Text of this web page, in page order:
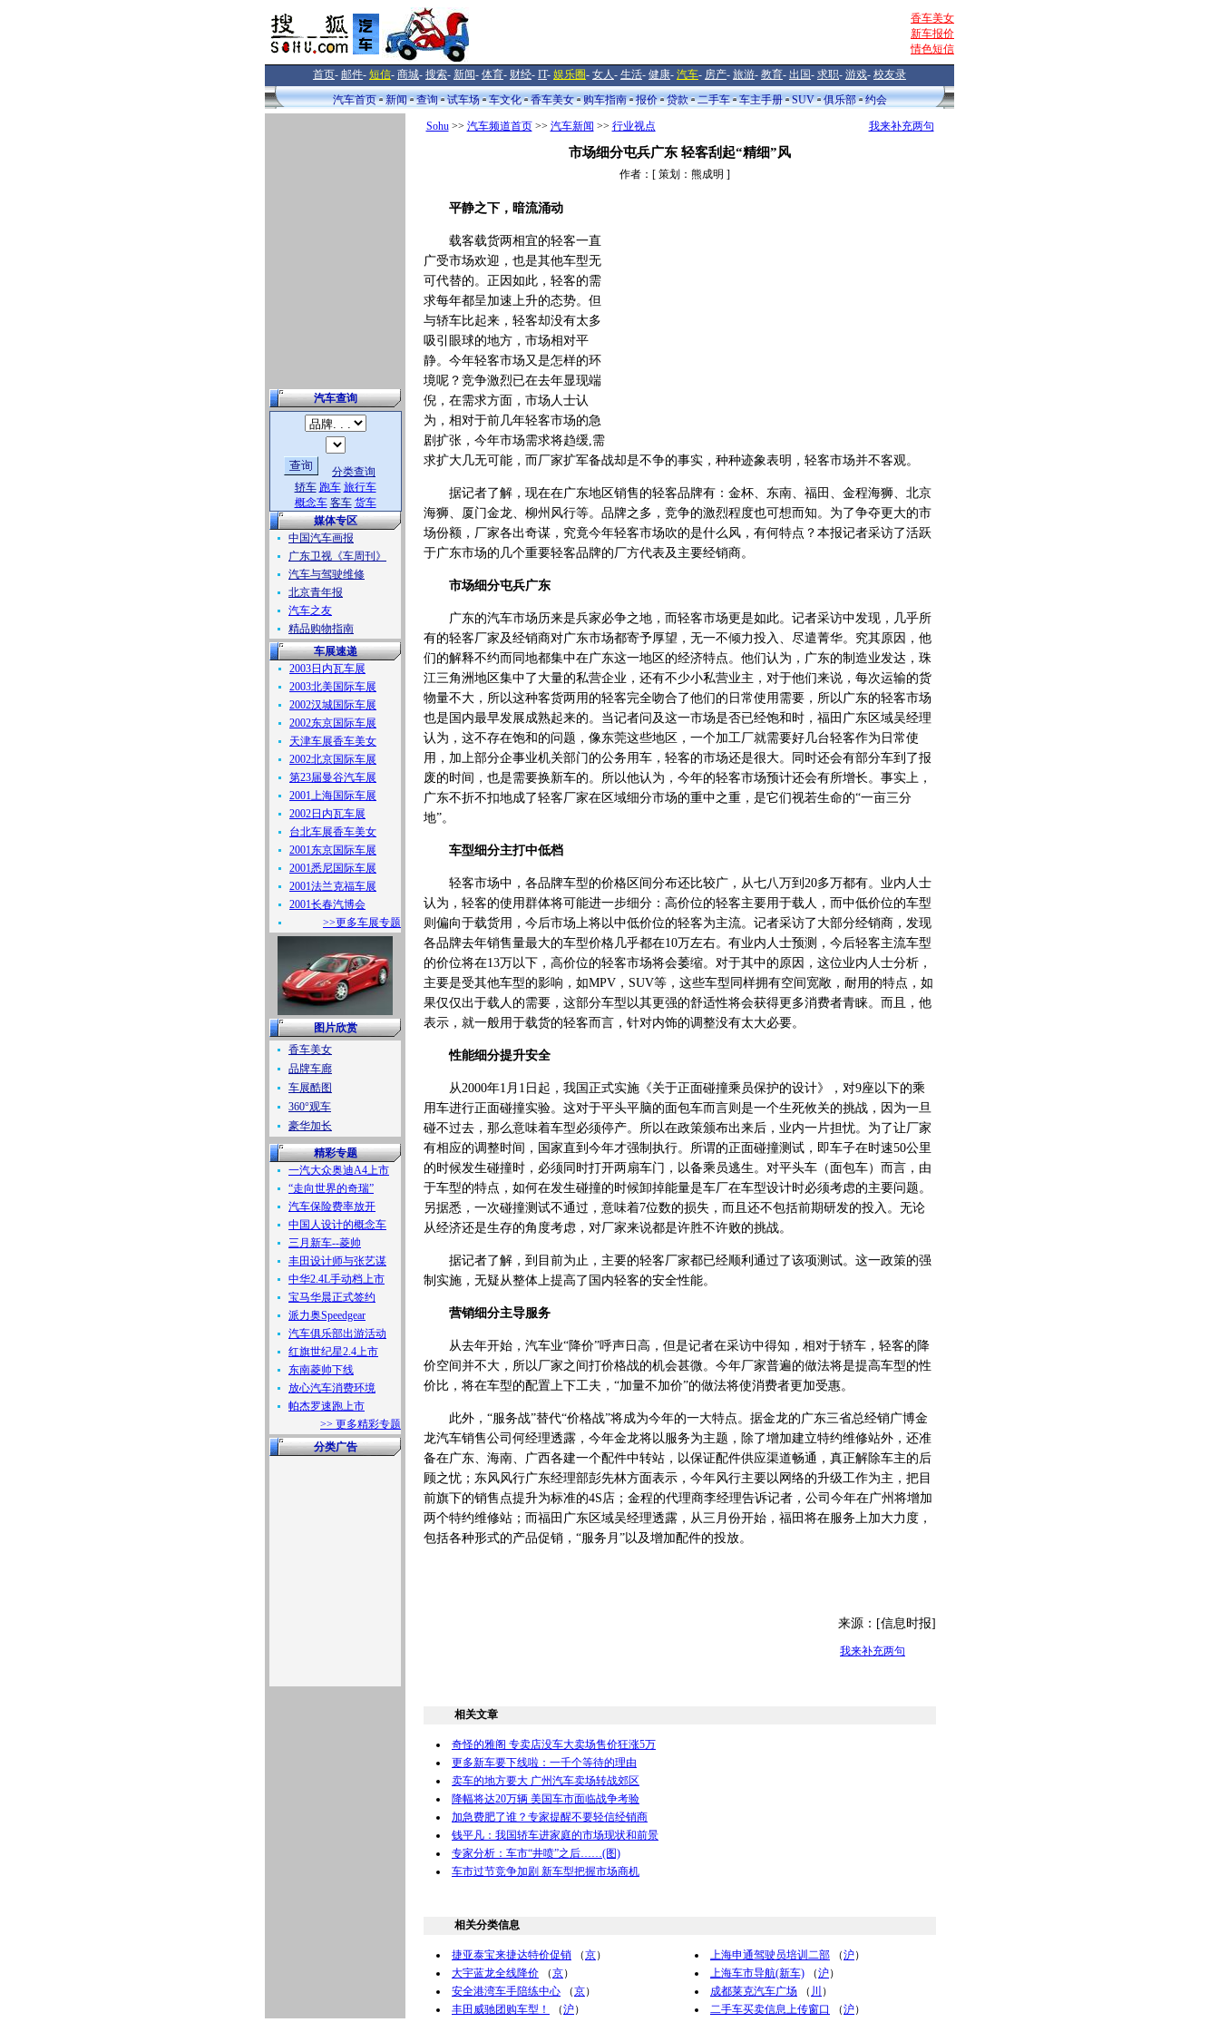
香车美女
新车报价
情色短信
首页- 邮件- 短信- 商城- 搜索- 新闻- 体育- 财经- IT- 娱乐圈- 女人- 生活- 健康- 汽车- 房产- 旅游- 教育- 出国- 求职- 游戏- 校友录
汽车首页
新闻 查询 试车场 车文化 香车美女 购车指南 报价 贷款 二手车 车主手册 SUV 俱乐部 约会
汽车查询
分类查询
轿车 跑车 旅行车
概念车 客车 货车
媒体专区
中国汽车画报
广东卫视《车周刊》
汽车与驾驶维修
北京青年报
汽车之友
精品购物指南
车展速递
2003日内瓦车展
2003北美国际车展
2002汉城国际车展
2002东京国际车展
天津车展香车美女
2002北京国际车展
第23届曼谷汽车展
2001上海国际车展
2002日内瓦车展
台北车展香车美女
2001东京国际车展
2001悉尼国际车展
2001法兰克福车展
2001长春汽博会
>>更多车展专题
图片欣赏
香车美女
品牌车廊
车展酷图
360°观车
豪华加长
精彩专题
一汽大众奥迪A4上市
“走向世界的奇瑞”
汽车保险费率放开
中国人设计的概念车
三月新车--菱帅
丰田设计师与张艺谋
中华2.4L手动档上市
宝马华晨正式签约
派力奥Speedgear
汽车俱乐部出游活动
红旗世纪星2.4上市
东南菱帅下线
放心汽车消费环境
帕杰罗速跑上市
>> 更多精彩专题
分类广告
Sohu>> 汽车频道首页>> 汽车新闻 >> 行业视点 我来补充两句
市场细分屯兵广东 轻客刮起“精细”风
作者：[ 策划：熊成明 ]
平静之下，暗流涌动
载客载货两相宜的轻客一直
广受市场欢迎，也是其他车型无
可代替的。正因如此，轻客的需
求每年都呈加速上升的态势。但
与轿车比起来，轻客却没有太多
吸引眼球的地方，市场相对平
静。今年轻客市场又是怎样的环
境呢？竞争激烈已在去年显现端
倪，在需求方面，市场人士认
为，相对于前几年轻客市场的急
剧扩张，今年市场需求将趋缓,需
求扩大几无可能，而厂家扩军备战却是不争的事实，种种迹象表明，轻客市场并不客观。
据记者了解，现在在广东地区销售的轻客品牌有：金杯、东南、福田、金程海狮、北京
海狮、厦门金龙、柳州风行等。品牌之多，竞争的激烈程度也可想而知。为了争夺更大的市
场份额，厂家各出奇谋，究竟今年轻客市场吹的是什么风，有何特点？本报记者采访了活跃
于广东市场的几个重要轻客品牌的厂方代表及主要经销商。
市场细分屯兵广东
广东的汽车市场历来是兵家必争之地，而轻客市场更是如此。记者采访中发现，几乎所
有的轻客厂家及经销商对广东市场都寄予厚望，无一不倾力投入、尽遣菁华。究其原因，他
们的解释不约而同地都集中在广东这一地区的经济特点。他们认为，广东的制造业发达，珠
江三角洲地区集中了大量的私营企业，还有不少小私营业主，对于他们来说，每次运输的货
物量不大，所以这种客货两用的轻客完全吻合了他们的日常使用需要，所以广东的轻客市场
也是国内最早发展成熟起来的。当记者问及这一市场是否已经饱和时，福田广东区域吴经理
认为，这不存在饱和的问题，像东莞这些地区，一个加工厂就需要好几台轻客作为日常使
用，加上部分企事业机关部门的公务用车，轻客的市场还是很大。同时还会有部分车到了报
废的时间，也是需要换新车的。所以他认为，今年的轻客市场预计还会有所增长。事实上，
广东不折不扣地成了轻客厂家在区域细分市场的重中之重，是它们视若生命的“一亩三分
地”。
车型细分主打中低档
轻客市场中，各品牌车型的价格区间分布还比较广，从七八万到20多万都有。业内人士
认为，轻客的使用群体将可能进一步细分：高价位的轻客主要用于载人，而中低价位的车型
则偏向于载货用，今后市场上将以中低价位的轻客为主流。记者采访了大部分经销商，发现
各品牌去年销售量最大的车型价格几乎都在10万左右。有业内人士预测，今后轻客主流车型
的价位将在13万以下，高价位的轻客市场将会萎缩。对于其中的原因，这位业内人士分析，
主要是受其他车型的影响，如MPV，SUV等，这些车型同样拥有空间宽敞，耐用的特点，如
果仅仅出于载人的需要，这部分车型以其更强的舒适性将会获得更多消费者青睐。而且，他
表示，就一般用于载货的轻客而言，针对内饰的调整没有太大必要。
性能细分提升安全
从2000年1月1日起，我国正式实施《关于正面碰撞乘员保护的设计》，对9座以下的乘
用车进行正面碰撞实验。这对于平头平脑的面包车而言则是一个生死攸关的挑战，因为一旦
碰不过去，那么意味着车型必须停产。所以在政策颁布出来后，业内一片担忧。为了让厂家
有相应的调整时间，国家直到今年才强制执行。所谓的正面碰撞测试，即车子在时速50公里
的时候发生碰撞时，必须同时打开两扇车门，以备乘员逃生。对平头车（面包车）而言，由
于车型的特点，如何在发生碰撞的时候卸掉能量是车厂在车型设计时必须考虑的主要问题。
另据悉，一次碰撞测试不通过，意味着7位数的损失，而且还不包括前期研发的投入。无论
从经济还是生存的角度考虑，对厂家来说都是许胜不许败的挑战。
据记者了解，到目前为止，主要的轻客厂家都已经顺利通过了该项测试。这一政策的强
制实施，无疑从整体上提高了国内轻客的安全性能。
营销细分主导服务
从去年开始，汽车业“降价”呼声日高，但是记者在采访中得知，相对于轿车，轻客的降
价空间并不大，所以厂家之间打价格战的机会甚微。今年厂家普遍的做法将是提高车型的性
价比，将在车型的配置上下工夫，“加量不加价”的做法将使消费者更加受惠。
此外，“服务战”替代“价格战”将成为今年的一大特点。据金龙的广东三省总经销广博金
龙汽车销售公司何经理透露，今年金龙将以服务为主题，除了增加建立特约维修站外，还准
备在广东、海南、广西各建一个配件中转站，以保证配件供应渠道畅通，真正解除车主的后
顾之忧；东风风行广东经理部彭先林方面表示，今年风行主要以网络的升级工作为主，把目
前旗下的销售点提升为标准的4S店；金程的代理商李经理告诉记者，公司今年在广州将增加
两个特约维修站；而福田广东区域吴经理透露，从三月份开始，福田将在服务上加大力度，
包括各种形式的产品促销，“服务月”以及增加配件的投放。
来源：[信息时报]
我来补充两句
相关文章
奇怪的雅阁 专卖店没车大卖场售价狂涨5万
更多新车要下线啦：一千个等待的理由
卖车的地方要大 广州汽车卖场转战郊区
降幅将达20万辆 美国车市面临战争考验
加急费肥了谁？专家提醒不要轻信经销商
钱平凡：我国轿车进家庭的市场现状和前景
专家分析：车市“井喷”之后……(图)
车市过节竞争加剧 新车型把握市场商机
相关分类信息
捷亚泰宝来捷达特价促销 （京）
大宇蓝龙全线降价 （京）
安全港湾车手陪练中心 （京）
丰田威驰团购车型！
（沪）
上海申通驾驶员培训二部 （沪）
上海车市导航(新车) （沪）
成都莱克汽车广场 （ 川 ）
二手车买卖信息上传窗口
（沪）